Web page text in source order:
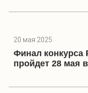
20 мая 2025
Финал конкурса
пройдет 28 мая